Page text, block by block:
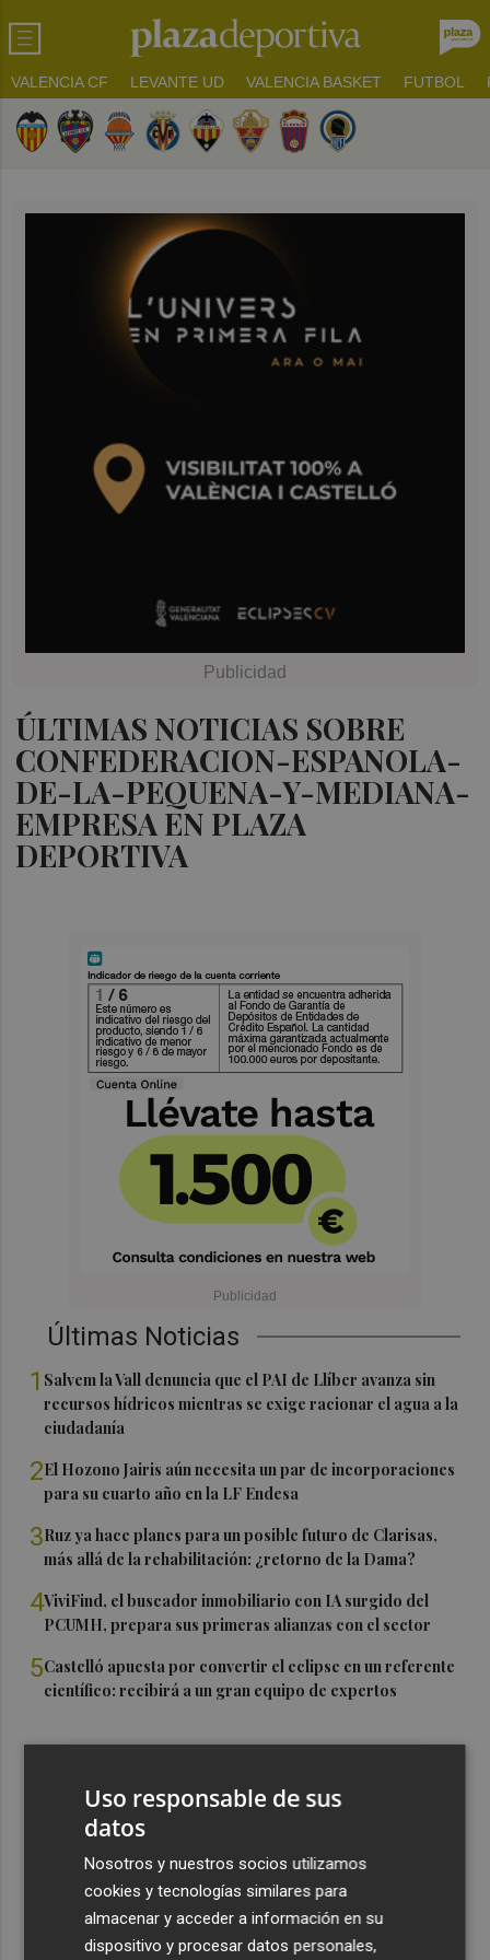
VALENCIA CF LEVANTE UD VALENCIA BASKET FUTBOL
ÚLTIMAS NOTICIAS SOBRE
CONFEDERACION-ESPANOLA-
DE-LA-PEQUENA-Y-MEDIANA-
EMPRESA EN PLAZA
DEPORTIVA
Últimas Noticias
1 Salvem la Vall denuncia que el PAI de Llíber avanza sin
recursos hídricos mientras se exige racionar el agua a la
ciudadanía
2El Hozono Jairis aún necesita un par de incorporaciones
para su cuarto año en la LF Endesa
3Ruz ya hace planes para un posible futuro de Clarisas,
más allá de la rehabilitación: ¿retorno de la Dama?
4ViviFind, el buscador inmobiliario con IA surgido del
PCUMH, prepara sus primeras alianzas con el sector
5Castelló apuesta por convertir el eclipse en un referente
científico: recibirá a un gran equipo de expertos
Uso responsable de sus
datos
Nosotros y nuestros socios utilizamos
cookies y tecnologías similares para
almacenar y acceder a información en su
dispositivo y procesar datos personales,